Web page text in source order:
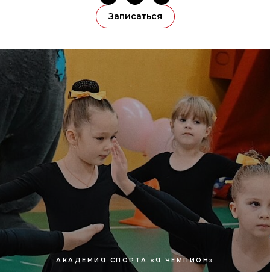
Записаться
АКАДЕМИЯ СПОРТА «Я ЧЕМПИОН»